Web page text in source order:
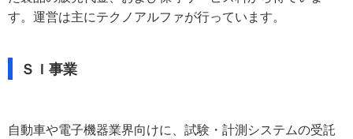
す。運営は主にテクノアルファが行っています。
ＳＩ事業
自動車や電子機器業界向けに、試験・計測システムの受託